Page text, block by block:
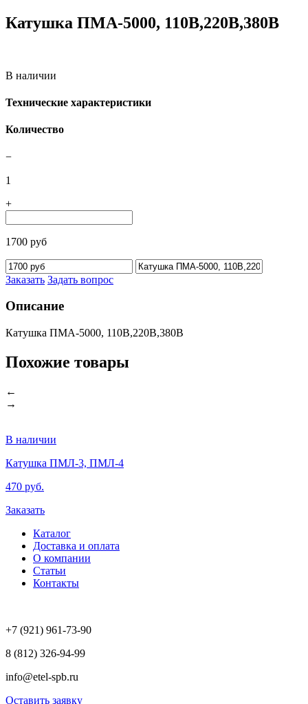
Катушка ПМА-5000, 110В,220В,380В
В наличии
Технические характеристики
Количество
−
1
+
1700 руб
Заказать Задать вопрос
Описание
Катушка ПМА-5000, 110В,220В,380В
Похожие товары
←
→
В наличии
Катушка ПМЛ-3, ПМЛ-4
470 руб.
Заказать
Каталог
Доставка и оплата
О компании
Статьи
Контакты
+7 (921) 961-73-90
8 (812) 326-94-99
info@etel-spb.ru
Оставить заявку